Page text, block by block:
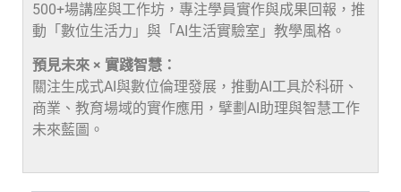
500+場講座與工作坊，專注學員實作與成果回報，推
動「數位生活力」與「AI生活實驗室」教學風格。
預見未來 × 實踐智慧：
關注生成式AI與數位倫理發展，推動AI工具於科研、
商業、教育場域的實作應用，擘劃AI助理與智慧工作
未來藍圖。